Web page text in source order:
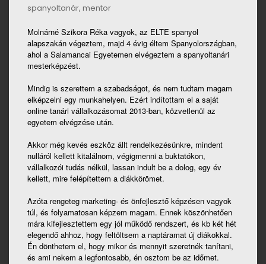
spanyoltanár, mentor
Molnárné Szikora Réka vagyok, az ELTE spanyol
alapszakán végeztem, majd 4 évig éltem Spanyolországban,
ahol a Salamancai Egyetemen elvégeztem a spanyoltanári
mesterképzést.
Mindig is szerettem a szabadságot, és nem tudtam magam
elképzelni egy munkahelyen. Ezért indítottam el a saját
online tanári vállalkozásomat 2013-ban, közvetlenül az
egyetem elvégzése után.
Akkor még kevés eszköz állt rendelkezésünkre, mindent
nulláról kellett kitalálnom, végigmenni a buktatókon,
vállalkozói tudás nélkül, lassan indult be a dolog, egy év
kellett, mire felépítettem a diákkörömet.
Azóta rengeteg marketing- és önfejlesztő képzésen vagyok
túl, és folyamatosan képzem magam. Ennek köszönhetően
mára kifejlesztettem egy jól működő rendszert, és kb két hét
elegendő ahhoz, hogy feltöltsem a naptáramat új diákokkal.
Én dönthetem el, hogy mikor és mennyit szeretnék tanítani,
és ami nekem a legfontosabb, én osztom be az időmet.